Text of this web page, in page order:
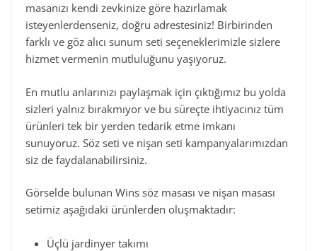
masanızı kendi zevkinize göre hazırlamak
isteyenlerdenseniz, doğru adrestesiniz! Birbirinden
farklı ve göz alıcı sunum seti seçeneklerimizle sizlere
hizmet vermenin mutluluğunu yaşıyoruz.
En mutlu anlarınızı paylaşmak için çıktığımız bu yolda
sizleri yalnız bırakmıyor ve bu süreçte ihtiyacınız tüm
ürünleri tek bir yerden tedarik etme imkanı
sunuyoruz. Söz seti ve nişan seti kampanyalarımızdan
siz de faydalanabilirsiniz.
Görselde bulunan Wins söz masası ve nişan masası
setimiz aşağıdaki ürünlerden oluşmaktadır:
Üçlü jardinyer takımı